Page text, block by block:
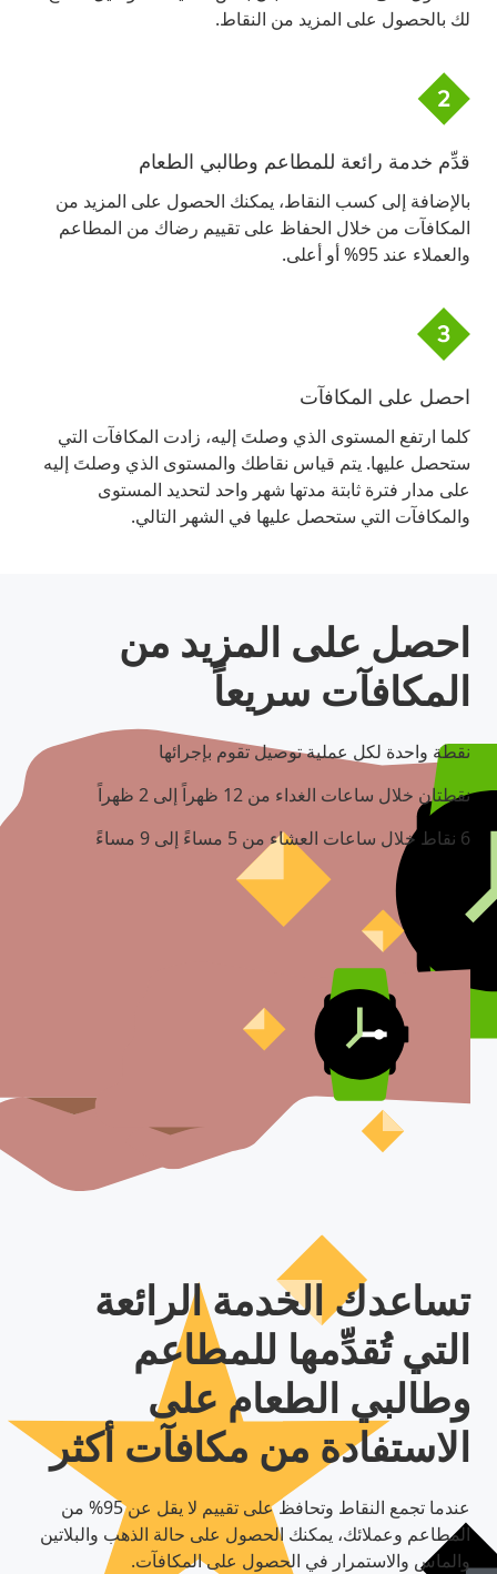
لك بالحصول على المزيد من النقاط.
قدِّم خدمة رائعة للمطاعم وطالبي الطعام
بالإضافة إلى كسب النقاط، يمكنك الحصول على المزيد من
المكافآت من خلال الحفاظ على تقييم رضاك من المطاعم
والعملاء عند 95% أو أعلى.
احصل على المكافآت
كلما ارتفع المستوى الذي وصلتَ إليه، زادت المكافآت التي
ستحصل عليها. يتم قياس نقاطك والمستوى الذي وصلتَ إليه
على مدار فترة ثابتة مدتها شهر واحد لتحديد المستوى
والمكافآت التي ستحصل عليها في الشهر التالي.
احصل على المزيد من
المكافآت سريعاً
نقطة واحدة لكل عملية توصيل تقوم بإجرائها
نقطتان خلال ساعات الغداء من 12 ظهراً إلى 2 ظهراً
6 نقاط
خلال ساعات العشاء من 5 مساءً إلى 9 مساءً
تساعدك الخدمة الرائعة
التي تُقدِّمها للمطاعم
وطالبي الطعام على
الاستفادة من مكافآت أكثر
عندما تجمع النقاط وتحافظ على تقييم لا يقل عن 95% من
المطاعم وعملائك، يمكنك الحصول على حالة الذهب والبلاتين
والماس والاستمرار في الحصول على المكافآت.